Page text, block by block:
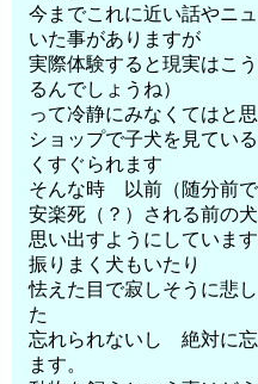
今までこれに近い話やニ
いた事がありますが
実際体験すると現実はこ
るんでしょうね）
って冷静にみなくてはと思
ショップで子犬を見てい
くすぐられます
そんな時 以前（随分前
安楽死（？）される前の
思い出すようにしていま
振りまく犬もいたり
怯えた目で寂しそうに悲
た
忘れられないし 絶対に
ます。